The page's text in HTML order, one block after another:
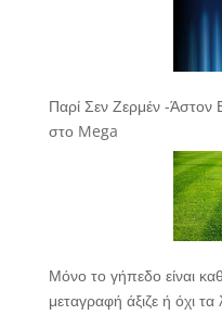
Παρί Σεν Ζερμέν -Άστον
στο Mega
Μόνο το γήπεδο είναι
μεταγραφή άξιζε ή όχι τα